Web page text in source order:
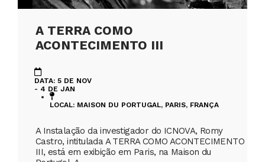
A TERRA COMO
ACONTECIMENTO III
DATA: 5 DE NOV
- 4 DE JAN
LOCAL: MAISON DU PORTUGAL, PARIS, FRANÇA
A Instalação da investigador do ICNOVA, Romy
Castro, intitulada A TERRA COMO ACONTECIMENTO
III, está em exibição em Paris, na Maison du